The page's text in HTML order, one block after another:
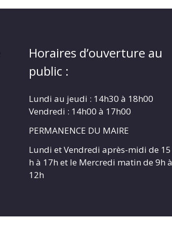
Horaires d’ouverture au
public :
Lundi au jeudi : 14h30 à 18h00
Vendredi : 14h00 à 17h00
PERMANENCE DU MAIRE
Lundi et Vendredi après-midi de 15
h à 17h et le Mercredi matin de 9h à
12h